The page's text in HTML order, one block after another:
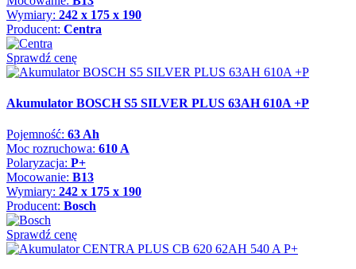
Wymiary: 242 x 175 x 190
Producent: Centra
Sprawdź cenę
Akumulator BOSCH S5 SILVER PLUS 63AH 610A +P
Pojemność: 63 Ah
Moc rozruchowa: 610 A
Polaryzacja: P+
Mocowanie: B13
Wymiary: 242 x 175 x 190
Producent: Bosch
Sprawdź cenę